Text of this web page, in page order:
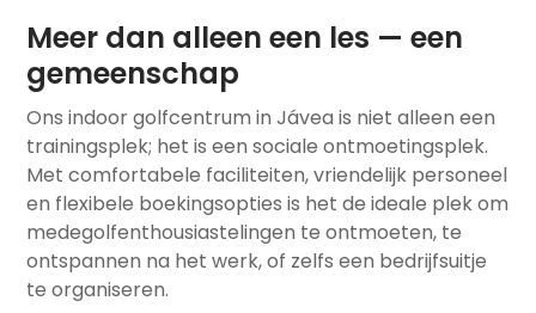
Meer dan alleen een les — een
gemeenschap
Ons indoor golfcentrum in Jávea is niet alleen een
trainingsplek; het is een sociale ontmoetingsplek.
Met comfortabele faciliteiten, vriendelijk personeel
en flexibele boekingsopties is het de ideale plek om
medegolfenthousiastelingen te ontmoeten, te
ontspannen na het werk, of zelfs een bedrijfsuitje
te organiseren.